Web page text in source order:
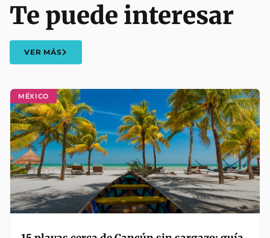
MÉXICO
Te puede interesar
VER MÁS